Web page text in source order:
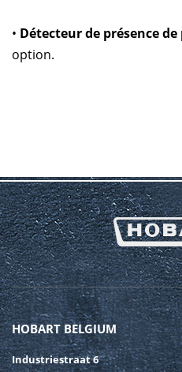
• Détecteur de présence
option.
HOBART BELGIUM
Industriestraat 6